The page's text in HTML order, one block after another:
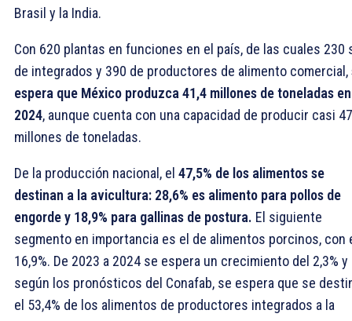
Brasil y la India.
Con 620 plantas en funciones en el país, de las cuales 230
de integrados y 390 de productores de alimento comercial,
espera que México produzca 41,4 millones de toneladas en
2024, aunque cuenta con una capacidad de producir casi 47
millones de toneladas.
De la producción nacional, el 47,5% de los alimentos se
destinan a la avicultura: 28,6% es alimento para pollos de
engorde y 18,9% para gallinas de postura. El siguiente
segmento en importancia es el de alimentos porcinos, con
16,9%. De 2023 a 2024 se espera un crecimiento del 2,3% y
según los pronósticos del Conafab, se espera que se
el 53,4% de los alimentos de productores integrados a la